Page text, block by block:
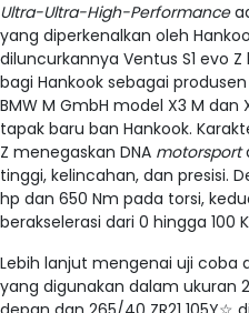
Ultra-Ultra-High-Performance
yang diperkenalkan oleh
diluncurkannya Ventus S1 evo
bagi Hankook sebagai
BMW M GmbH model X3 M
tapak baru ban Hankook.
Z menegaskan DNA motorsport
tinggi, kelincahan, dan presisi.
hp dan 650 Nm pada torsi,
berakselerasi dari 0 hingga 100
Lebih lanjut mengenai uji coba
yang digunakan dalam ukuran